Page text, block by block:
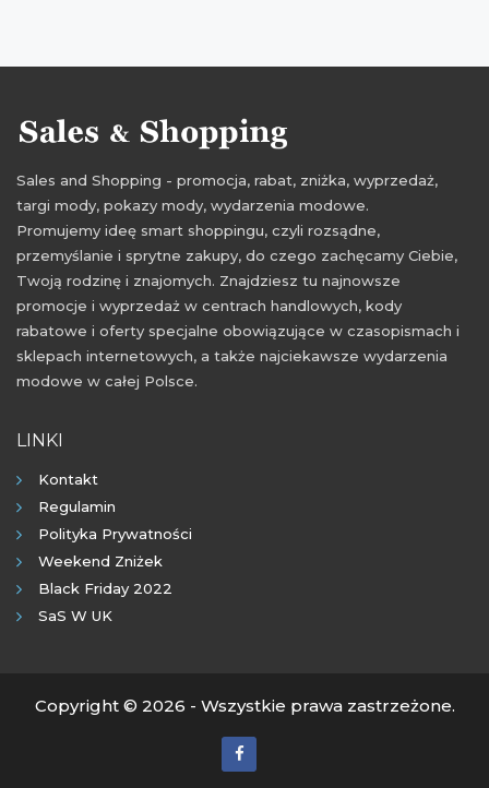
Sales and Shopping - promocja, rabat, zniżka, wyprzedaż,
targi mody, pokazy mody, wydarzenia modowe.
Promujemy ideę smart shoppingu, czyli rozsądne,
przemyślanie i sprytne zakupy, do czego zachęcamy Ciebie,
Twoją rodzinę i znajomych. Znajdziesz tu najnowsze
promocje i wyprzedaż w centrach handlowych, kody
rabatowe i oferty specjalne obowiązujące w czasopismach i
sklepach internetowych, a także najciekawsze wydarzenia
modowe w całej Polsce.
LINKI
Kontakt
Regulamin
Polityka Prywatności
Weekend Zniżek
Black Friday 2022
SaS W UK
Copyright © 2026 - Wszystkie prawa zastrzeżone.